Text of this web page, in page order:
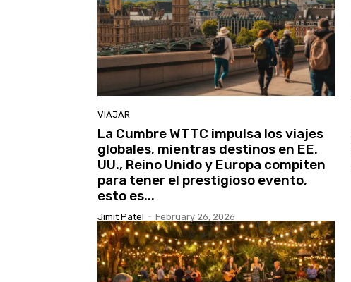
VIAJAR
La Cumbre WTTC impulsa los viajes
globales, mientras destinos en EE.
UU., Reino Unido y Europa compiten
para tener el prestigioso evento,
esto es...
Jimit Patel - February 26, 2026